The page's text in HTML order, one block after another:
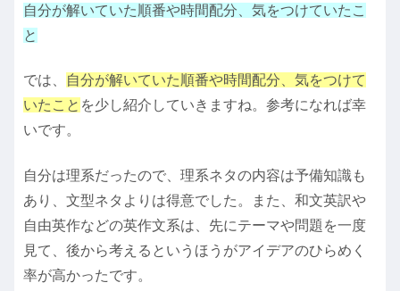
自分が解いていた順番や時間配分、気をつけていたこ
と
では、
自分が解いていた順番や時間配分、気をつけて
いたこと を少し紹介していきますね。参考になれば幸
いです。
自分は理系だったので、理系ネタの内容は予備知識も
あり、文型ネタよりは得意でした。また、和文英訳や
自由英作などの英作文系は、先にテーマや問題を一度
見て、後から考えるというほうがアイデアのひらめく
率が高かったです。